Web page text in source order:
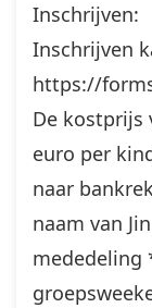
Inschrijven:
Inschrijven
https://
De kostprijs
euro per
naar
naam van
mededeling